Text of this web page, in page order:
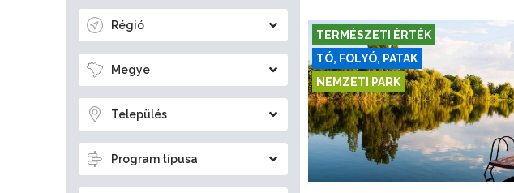
Régió
Megye
Település
Program típusa
TERMÉSZETI ÉRTÉK
TÓ, FOLYÓ, PATAK
NEMZETI PARK